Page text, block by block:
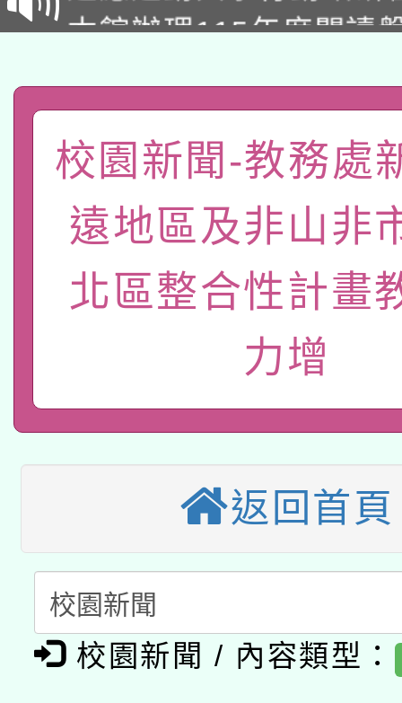
招)
本館辦理115年度閱讀
礎課程
A3數位素養講師名單
「數位內容與教學軟體
pilot」
有關大陸委員會函釋公
薪期間赴陸應申請許可
轉知經濟部水利署委託
業技術研究院辦理「
用水績優單位及節水達
115年8月22日(星期六
桃園市孔廟祈福系列
開 智慧啟航」
2026年桃園地景藝術
本校115學年度第2次
招甄選結果公告(無人
本館辦理115年度閱讀
暨閱讀推動專業研習
科技賦能─人工智慧
礎課程
A3數位素養講師名單
「數位內容與教學軟體
pilot」
有關大陸委員會函釋公
校園新聞-教務處
遠地區及非山非
北區整合性計畫
力增
返回首頁
校園新聞 / 內容類型：